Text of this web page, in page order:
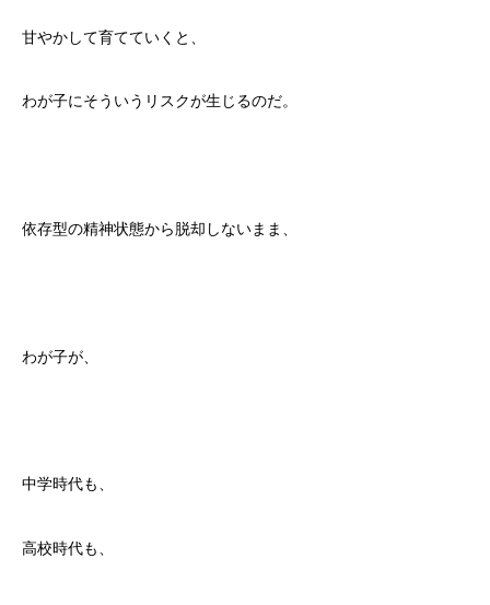
甘やかして育てていくと、
わが子にそういうリスクが生じるのだ。
依存型の精神状態から脱却しないまま、
わが子が、
中学時代も、
高校時代も、